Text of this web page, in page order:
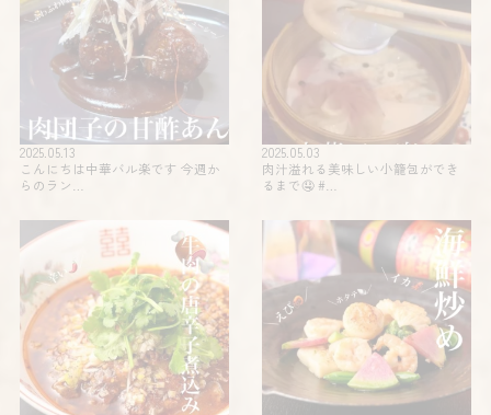
2025.05.13
こんにちは中華バル楽です 今週か
らのラン…
2025.05.03
肉汁溢れる美味しい小籠包ができ
るまで🤤 #…